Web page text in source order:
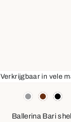
grijs bruinzwart
Verkrijgbaar in vele
Ballerina Bari